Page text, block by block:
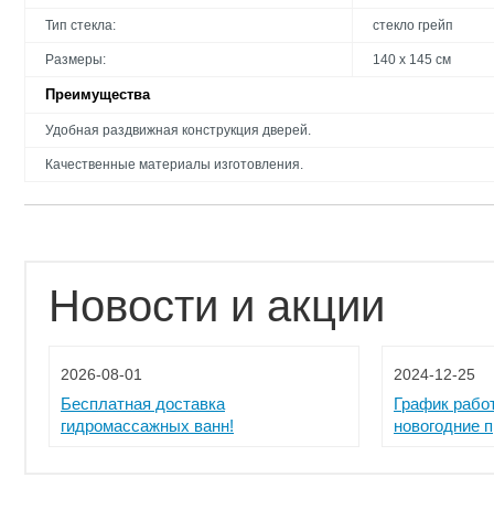
Тип стекла: стекло грейп
Размеры: 140 х 145 см
Преимущества
Удобная раздвижная конструкция дверей.
Качественные материалы изготовления.
Новости и акции
2026-08-01
Бесплатная доставка
гидромассажных ванн!
2024-12-25
График
новогодние